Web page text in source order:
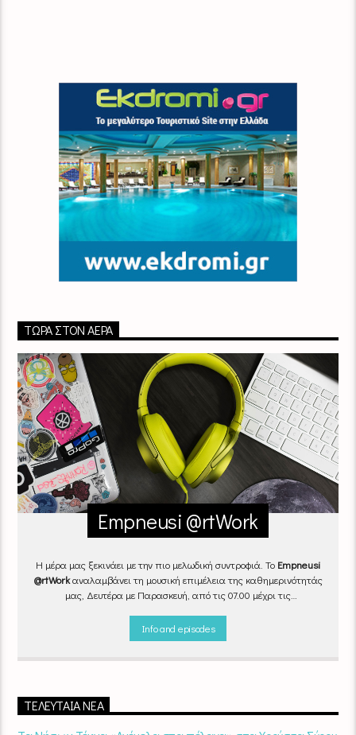
ΤΏΡΑ ΣΤΟΝ ΑΈΡΑ
Empneusi @rtWork
Η μέρα μας ξεκινάει με την πιο μελωδική συντροφιά. Το Empneusi
@rtWorkαναλαμβάνει τη μουσική επιμέλεια της καθημερινότητάς
μας, Δευτέρα με Παρασκευή, από τις 07.00 μέχρι τις
εναλλάσσονται αρμονικά, θυμίζοντάς μας πως δουλειά και
Καθημερινά(Δευτέρα-Παρασκευή)
Info and episodes
ΤΕΛΕΥΤΑΊΑ ΝΈΑ